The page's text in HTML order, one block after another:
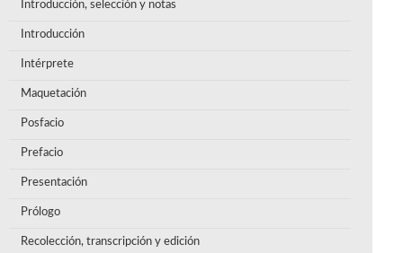
Introducción, selección y notas
Introducción
Intérprete
Maquetación
Posfacio
Prefacio
Presentación
Prólogo
Recolección, transcripción y edición